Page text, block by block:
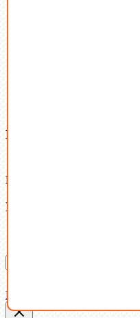
Латунный и
Ваша корзина
В корзине нет товаров.
Поиск
Don't show this popup again